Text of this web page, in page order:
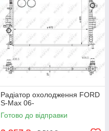
Радіатор охолодження FORD
S-Max 06-
Готово до відправки